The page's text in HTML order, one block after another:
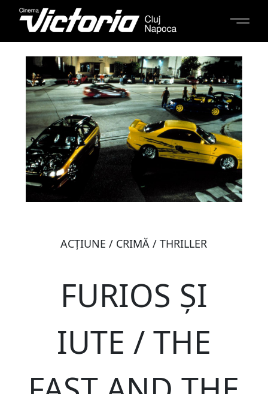
ACŢIUNE / CRIMĂ / THRILLER
FURIOS ȘI
IUTE / THE